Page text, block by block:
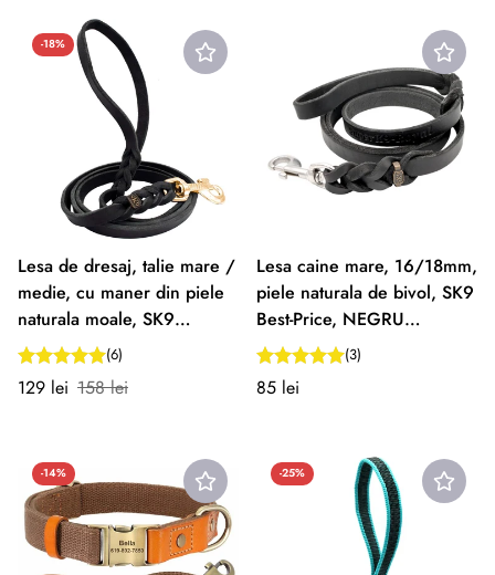
-18%
Lesa de dresaj, talie mare /
medie, cu maner din piele
naturala moale, SK9
Premium Gold, NEGRU
(6)
Preț
129 lei
Preț
158 lei
Lesa caine mare, 16/18mm,
piele naturala de bivol, SK9
Best-Price, NEGRU
INOX/CROM
(3)
Preț
85 lei
-14% -25%